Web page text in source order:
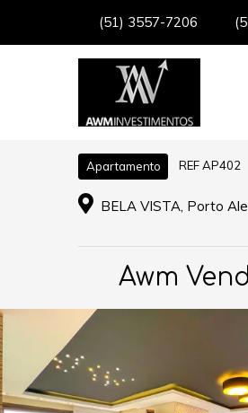
(51) 3557-7206
Apartamento REF AP402
BELA VISTA, Porto
Awm